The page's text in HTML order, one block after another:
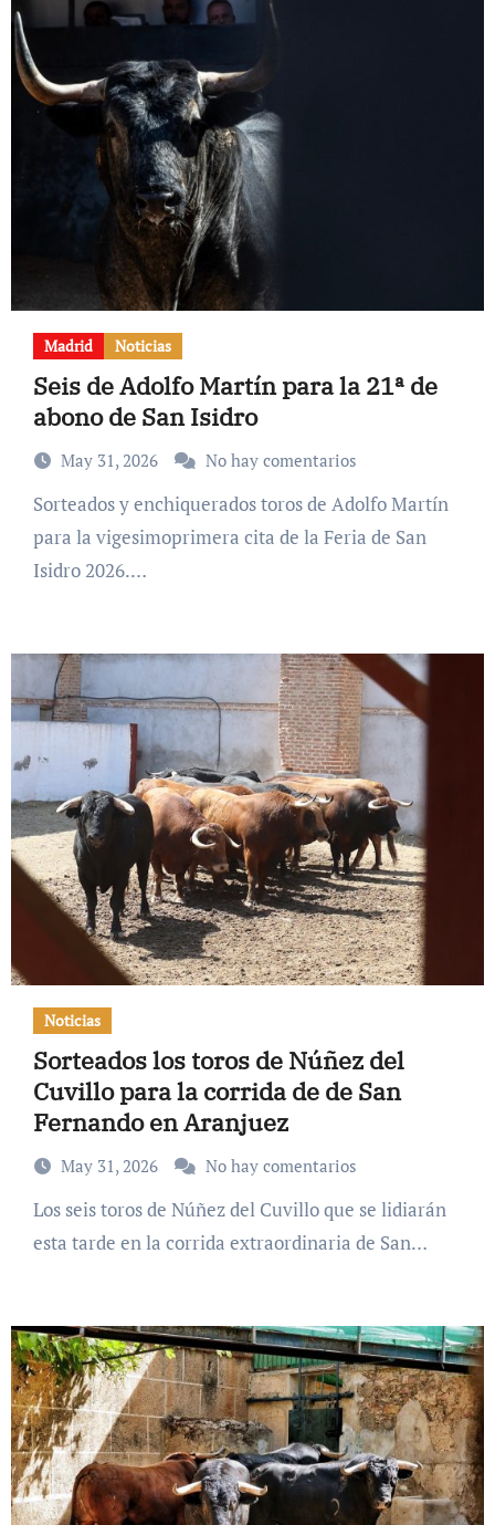
Madrid Noticias
Seis de Adolfo Martín para la 21ª de
abono de San Isidro
May 31, 2026 No hay comentarios
Sorteados y enchiquerados toros de Adolfo Martín
para la vigesimoprimera cita de la Feria de San
Isidro 2026.…
Noticias
Sorteados los toros de Núñez del
Cuvillo para la corrida de de San
Fernando en Aranjuez
May 31, 2026 No hay comentarios
Los seis toros de Núñez del Cuvillo que se lidiarán
esta tarde en la corrida extraordinaria de San…